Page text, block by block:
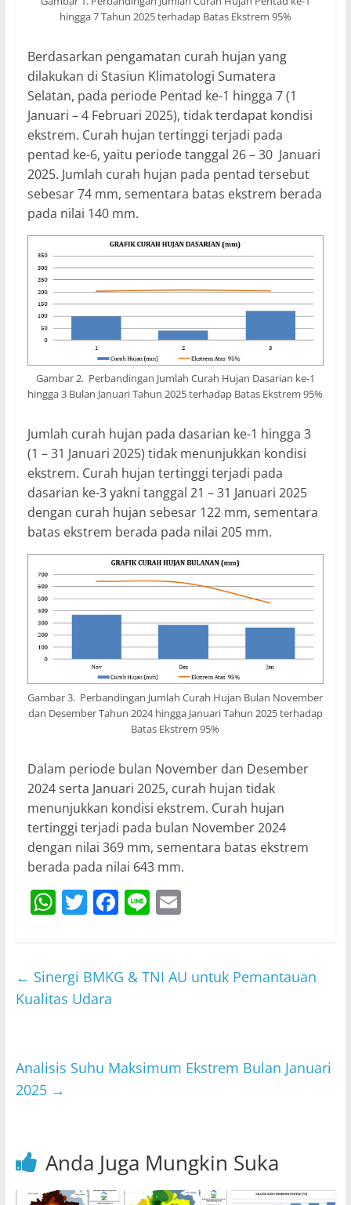
hingga 7 Tahun 2025 terhadap Batas Ekstrem 95%
Berdasarkan pengamatan curah hujan yang
dilakukan di Stasiun Klimatologi Sumatera
Selatan, pada periode Pentad ke-1 hingga 7 (1
Januari – 4 Februari 2025), tidak terdapat kondisi
ekstrem. Curah hujan tertinggi terjadi pada
pentad ke-6, yaitu periode tanggal 26 – 30 Januari
2025. Jumlah curah hujan pada pentad tersebut
sebesar 74 mm, sementara batas ekstrem berada
pada nilai 140 mm.
Gambar 2. Perbandingan Jumlah Curah Hujan Dasarian ke-1
hingga 3 Bulan Januari Tahun 2025 terhadap Batas Ekstrem 95%
Jumlah curah hujan pada dasarian ke-1 hingga 3
(1 – 31 Januari 2025) tidak menunjukkan kondisi
ekstrem. Curah hujan tertinggi terjadi pada
dasarian ke-3 yakni tanggal 21 – 31 Januari 2025
dengan curah hujan sebesar 122 mm, sementara
batas ekstrem berada pada nilai 205 mm.
Gambar 3. Perbandingan Jumlah Curah Hujan Bulan November
dan Desember Tahun 2024 hingga Januari Tahun 2025 terhadap
Batas Ekstrem 95%
Dalam periode bulan November dan Desember
2024 serta Januari 2025, curah hujan tidak
menunjukkan kondisi ekstrem. Curah hujan
tertinggi terjadi pada bulan November 2024
dengan nilai 369 mm, sementara batas ekstrem
berada pada nilai 643 mm.
W
s
A
T
er
F
e
k
Li E
l
← Sinergi BMKG & TNI AU untuk Pemantauan
Kualitas Udara
Analisis Suhu Maksimum Ekstrem Bulan Januari
2025 →
Anda Juga Mungkin Suka